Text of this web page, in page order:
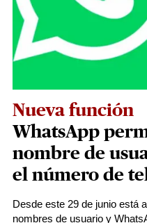
Nueva función
WhatsApp
nombre de
el número de
Desde este 29 de junio está
nombres de usuario y